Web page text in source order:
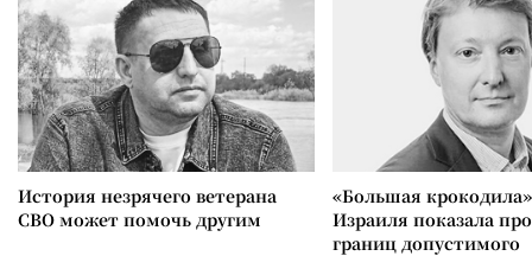
История незрячего ветерана
СВО может помочь другим
«Большая
Израиля показала
границ допустимого